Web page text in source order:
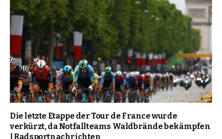
Die letzte Etappe der Tour de France wurde
verkürzt, da Notfallteams Waldbrände bekämpfen
| Radsportnachrichten